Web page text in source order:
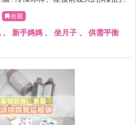
多，但
還是希望能幫助到還在餵母乳所苦的奶娘們!! 加油ㄚ~~~~
收藏
、 新手媽媽 、 坐月子 、 供需平衡